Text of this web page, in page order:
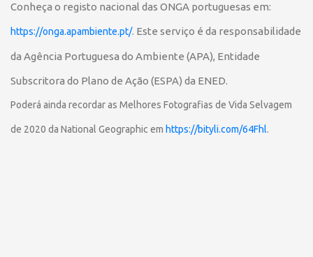
Conheça o registo nacional das ONGA portuguesas em:
https://onga.apambiente.pt/. Este serviço é da responsabilidade
da Agência Portuguesa do Ambiente (APA), Entidade
Subscritora do Plano de Ação (ESPA) da ENED.
Poderá ainda recordar as Melhores Fotografias de Vida Selvagem
de 2020 da National Geographic em https://bityli.com/64Fhl.